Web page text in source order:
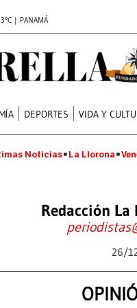
| PANAMÁ
DEPORTES VIDA Y
Noticias La Llorona
Redacción
26/